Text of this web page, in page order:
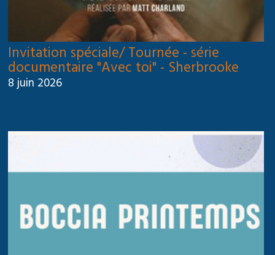
Invitation spéciale/ Tournée - série
documentaire "Avec toi" - Sherbrooke
8 juin 2026